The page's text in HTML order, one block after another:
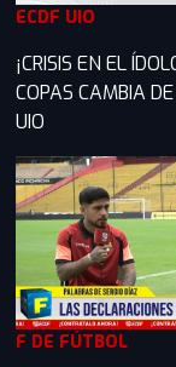
ECDF UIO
¡CRISIS EN EL
COPAS CAMBIA
UIO
F DE FÚTBOL